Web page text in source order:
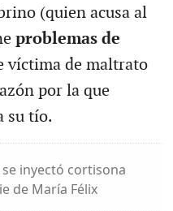
(quien acusa al
problemas de
víctima de maltrato
por la que
su tío.
inyectó cortisona
de María Félix